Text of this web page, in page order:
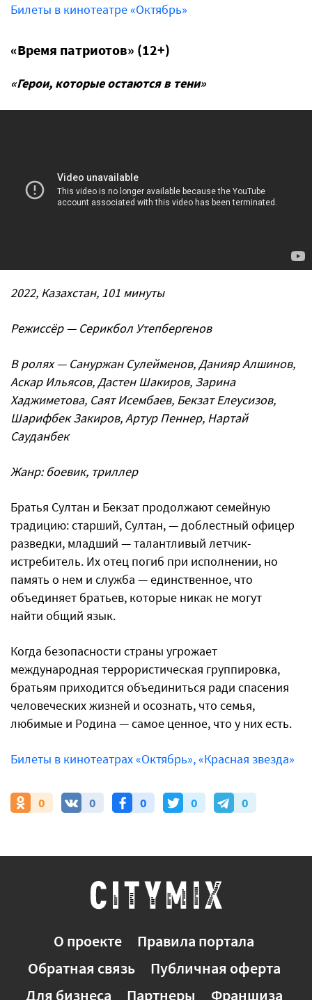
Билеты в кинотеатре «Октябрь»
«Время патриотов» (12+)
«Герои, которые остаются в тени»
2022, Казахстан, 101 минуты
Режиссёр — Серикбол Утепбергенов
В ролях — Сануржан Сулейменов, Данияр Алшинов,
Аскар Ильясов, Дастен Шакиров, Зарина
Хаджиметова, Саят Исембаев, Бекзат Елеусизов,
Шарифбек Закиров, Артур Пеннер, Нартай
Сауданбек
Жанр: боевик, триллер
Братья Султан и Бекзат продолжают семейную
традицию: старший, Султан, — доблестный офицер
разведки, младший — талантливый летчик-
истребитель. Их отец погиб при исполнении, но
память о нем и служба — единственное, что
объединяет братьев, которые никак не могут
найти общий язык.
Когда безопасности страны угрожает
международная террористическая группировка,
братьям приходится объединиться ради спасения
человеческих жизней и осознать, что семья,
любимые и Родина — самое ценное, что у них есть.
Билеты в кинотеатрах «Октябрь», «Красная звезда»
0 0 0 0 0
О проекте
Правила портала
Обратная связь
Публичная оферта
Для бизнеса
Партнеры Франшиза